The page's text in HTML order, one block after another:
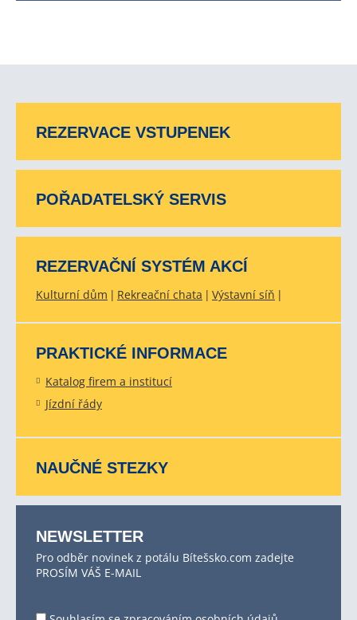
REZERVACE VSTUPENEK
POŘADATELSKÝ SERVIS
REZERVAČNÍ SYSTÉM AKCÍ
Kulturní dům Rekreační chata Výstavní síň
PRAKTICKÉ INFORMACE
Katalog firem a institucí
Jízdní řády
NAUČNÉ STEZKY
NEWSLETTER
Pro odběr novinek z potálu Bítešsko.com zadejte
PROSÍM VÁŠ E-MAIL